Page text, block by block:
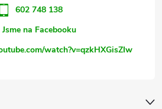
602 748 138
Jsme na Facebooku
watch?v=qzkHXGisZIw